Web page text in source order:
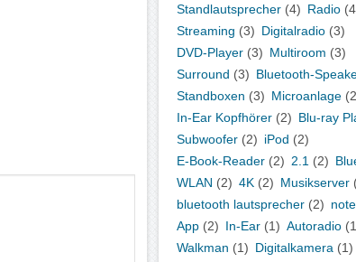
Standlautsprecher (4) Radio
Streaming (3) Digitalradio (3)
DVD-Player (3) Multiroom (3)
Surround (3) Bluetooth-
Standboxen (3) Microanlage
In-Ear Kopfhörer (2) Blu-ray
Subwoofer (2) iPod (2)
E-Book-Reader (2) 2.1 (2)
WLAN (2) 4K (2) Musikserver
bluetooth lautsprecher (2)
App (2) In-Ear (1) Autoradio
Walkman (1) Digitalkamera (1)